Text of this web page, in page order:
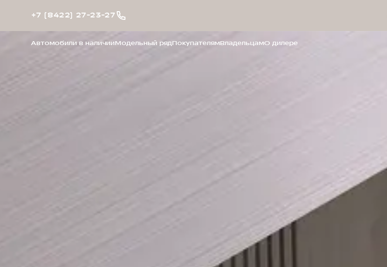
+7 (8422) 27-23-27
Автомобили в наличииМодельный рядПокупателямВладельцамО дилере